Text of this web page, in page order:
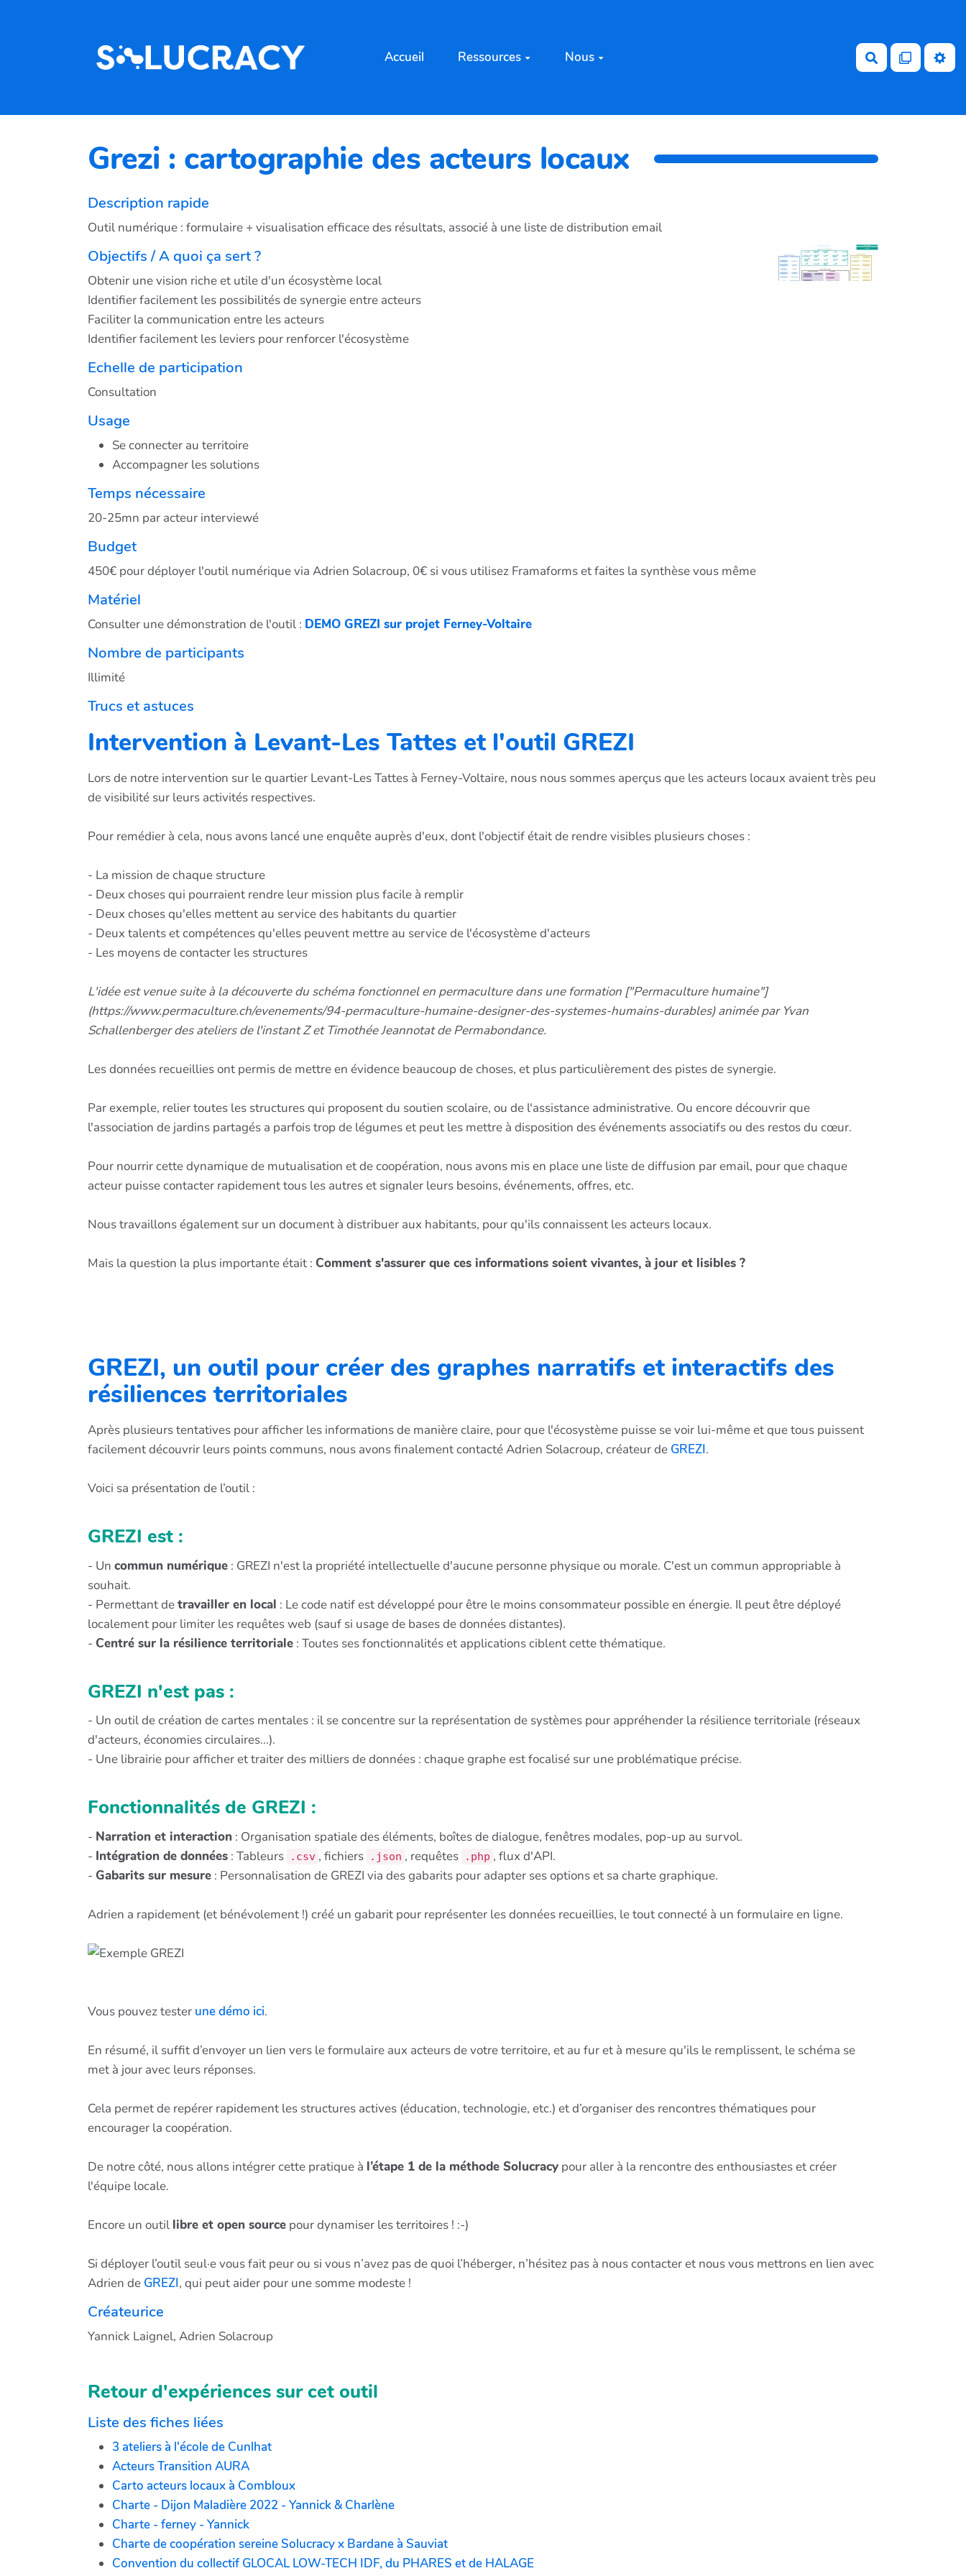
Accueil Ressources Nous Rechercher
Grezi : cartographie des acteurs locaux
Description rapide
Outil numérique : formulaire + visualisation efficace des résultats, associé à une liste de distribution email
Objectifs / A quoi ça sert ?
Obtenir une vision riche et utile d'un écosystème local
Identifier facilement les possibilités de synergie entre acteurs
Faciliter la communication entre les acteurs
Identifier facilement les leviers pour renforcer l'écosystème
Echelle de participation
Consultation
Usage
Se connecter au territoire
Accompagner les solutions
Temps nécessaire
20-25mn par acteur interviewé
Budget
450€ pour déployer l'outil numérique via Adrien Solacroup, 0€ si vous utilisez Framaforms et faites la synthèse vous même
Matériel
Consulter une démonstration de l'outil : DEMO GREZI sur projet Ferney-Voltaire
Nombre de participants
Illimité
Trucs et astuces
Intervention à Levant-Les Tattes et l'outil GREZI
Lors de notre intervention sur le quartier Levant-Les Tattes à Ferney-Voltaire, nous nous sommes aperçus que les acteurs locaux avaient très peu
de visibilité sur leurs activités respectives.
Pour remédier à cela, nous avons lancé une enquête auprès d'eux, dont l'objectif était de rendre visibles plusieurs choses :
- La mission de chaque structure
- Deux choses qui pourraient rendre leur mission plus facile à remplir
- Deux choses qu'elles mettent au service des habitants du quartier
- Deux talents et compétences qu'elles peuvent mettre au service de l'écosystème d'acteurs
- Les moyens de contacter les structures
L'idée est venue suite à la découverte du schéma fonctionnel en permaculture dans une formation ["Permaculture humaine"]
(https://www.permaculture.ch/evenements/94-permaculture-humaine-designer-des-systemes-humains-durables) animée par Yvan
Schallenberger des ateliers de l'instant Z et Timothée Jeannotat de Permabondance.
Les données recueillies ont permis de mettre en évidence beaucoup de choses, et plus particulièrement des pistes de synergie.
Par exemple, relier toutes les structures qui proposent du soutien scolaire, ou de l'assistance administrative. Ou encore découvrir que
l'association de jardins partagés a parfois trop de légumes et peut les mettre à disposition des événements associatifs ou des restos du cœur.
Pour nourrir cette dynamique de mutualisation et de coopération, nous avons mis en place une liste de diffusion par email, pour que chaque
acteur puisse contacter rapidement tous les autres et signaler leurs besoins, événements, offres, etc.
Nous travaillons également sur un document à distribuer aux habitants, pour qu'ils connaissent les acteurs locaux.
Mais la question la plus importante était : Comment s'assurer que ces informations soient vivantes, à jour et lisibles ?
GREZI, un outil pour créer des graphes narratifs et interactifs des
résiliences territoriales
Après plusieurs tentatives pour afficher les informations de manière claire, pour que l'écosystème puisse se voir lui-même et que tous puissent
facilement découvrir leurs points communs, nous avons finalement contacté Adrien Solacroup, créateur de GREZI.
Voici sa présentation de l’outil :
GREZI est :
- Un commun numérique : GREZI n'est la propriété intellectuelle d'aucune personne physique ou morale. C'est un commun appropriable à
souhait.
- Permettant detravailler en local : Le code natif est développé pour être le moins consommateur possible en énergie. Il peut être déployé
localement pour limiter les requêtes web (sauf si usage de bases de données distantes).
- Centré sur la résilience territoriale : Toutes ses fonctionnalités et applications ciblent cette thématique.
GREZI n'est pas :
- Un outil de création de cartes mentales : il se concentre sur la représentation de systèmes pour appréhender la résilience territoriale (réseaux
d'acteurs, économies circulaires...).
- Une librairie pour afficher et traiter des milliers de données : chaque graphe est focalisé sur une problématique précise.
Fonctionnalités de GREZI :
- Narration et interaction : Organisation spatiale des éléments, boîtes de dialogue, fenêtres modales, pop-up au survol.
- Intégration de données : Tableurs .csv , fichiers .json , requêtes .php , flux d'API.
- Gabarits sur mesure : Personnalisation de GREZI via des gabarits pour adapter ses options et sa charte graphique.
Adrien a rapidement (et bénévolement !) créé un gabarit pour représenter les données recueillies, le tout connecté à un formulaire en ligne.
Vous pouvez tester une démo ici.
En résumé, il suffit d’envoyer un lien vers le formulaire aux acteurs de votre territoire, et au fur et à mesure qu'ils le remplissent, le schéma se
met à jour avec leurs réponses.
Cela permet de repérer rapidement les structures actives (éducation, technologie, etc.) et d’organiser des rencontres thématiques pour
encourager la coopération.
De notre côté, nous allons intégrer cette pratique à l’étape 1 de la méthode Solucracy pour aller à la rencontre des enthousiastes et créer
l'équipe locale.
Encore un outil libre et open source pour dynamiser les territoires ! :-)
Si déployer l’outil seul·e vous fait peur ou si vous n’avez pas de quoi l’héberger, n’hésitez pas à nous contacter et nous vous mettrons en lien avec
Adrien de GREZI, qui peut aider pour une somme modeste !
Créateurice
Yannick Laignel, Adrien Solacroup
Retour d'expériences sur cet outil
Liste des fiches liées
3 ateliers à l'école de Cunlhat
Acteurs Transition AURA
Carto acteurs locaux à Combloux
Charte - Dijon Maladière 2022 - Yannick & Charlène
Charte - ferney - Yannick
Charte de coopération sereine Solucracy x Bardane à Sauviat
Convention du collectif GLOCAL LOW-TECH IDF, du PHARES et de HALAGE